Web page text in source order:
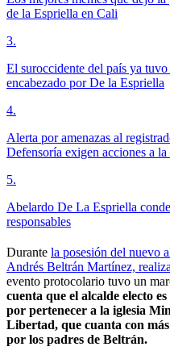
de la Espriella en Cali
3.
El suroccidente del país ya
encabezado por De la Espriella
4.
Alerta por amenazas al
Defensoría exigen acciones a la
5.
Abelardo De La Espriella
responsables
Durante la posesión del nuevo
Andrés Beltrán Martínez,
evento protocolario tuvo un
cuenta que el alcalde electo
por pertenecer a la iglesia
Libertad, que cuanta con
por los padres de Beltrán.